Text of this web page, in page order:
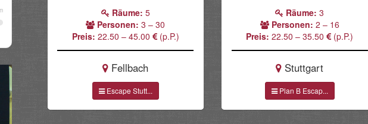
Räume: 5
Personen: 3 – 30
Preis: 22.50 – 45.00 (p.P.)
Fellbach
Escape Stutt...
Räume: 3
Personen: 2 – 16
Preis: 22.50 – 35.50 (p.P.)
Stuttgart
Plan B Escap...